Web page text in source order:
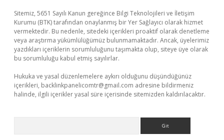
Sitemiz, 5651 Sayılı Kanun gereğince Bilgi Teknolojileri ve İletişim
Kurumu (BTK) tarafından onaylanmış bir Yer Sağlayıcı olarak hizmet
vermektedir. Bu nedenle, sitedeki içerikleri proaktif olarak denetleme
veya araştırma yükümlülüğümüz bulunmamaktadır. Ancak, üyelerimiz
yazdıkları içeriklerin sorumluluğunu taşımakta olup, siteye üye olarak
bu sorumluluğu kabul etmiş sayılırlar.
Hukuka ve yasal düzenlemelere aykırı olduğunu düşündüğünüz
içerikleri, backlinkpanelicomtr@gmail.com adresine bildirmeniz
halinde, ilgili içerikler yasal süre içerisinde sitemizden kaldırılacaktır.